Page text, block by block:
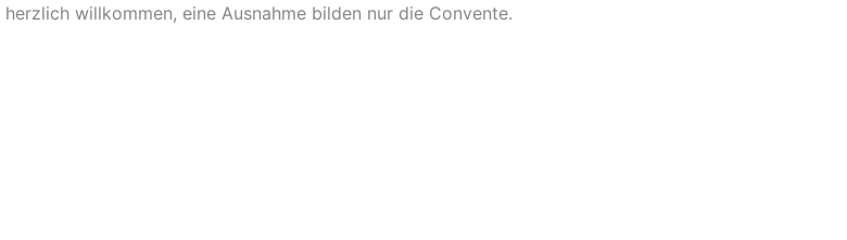
willkommen, eine Ausnahme bilden nur die Convente.